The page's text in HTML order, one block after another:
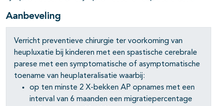
open- en dichtklappen
open- en dichtklappen
Aanbeveling
Verricht preventieve chirurgie ter voorkoming van
heupluxatie bij kinderen met een spastische cerebrale
parese met een symptomatische of asymptomatische
toename van heuplateralisatie waarbij:
op ten minste 2 X-bekken AP opnames met een
interval van 6 maanden een migratiepercentage